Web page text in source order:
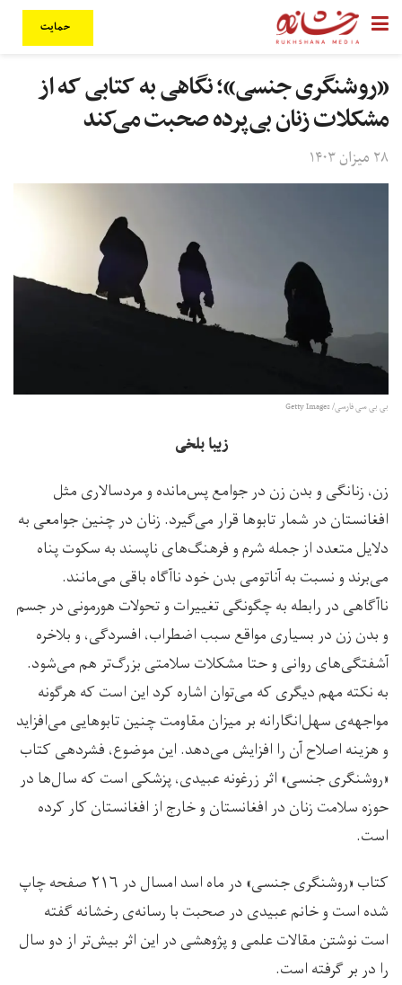
حمایت
«روشنگری جنسی»؛ نگاهی به کتابی که از
مشکلات زنان بی‌پرده صحبت می‌کند
۲۸ میزان ۱۴۰۳
بی بی سی فارسی/ Getty Images
زیبا بلخی
زن، زنانگی و بدن زن در جوامع پس‌مانده و مردسالاری مثل
افغانستان در شمار تابوها قرار می‌گیرد. زنان در چنین جوامعی به
دلایل متعدد از جمله شرم و فرهنگ‌های ناپسند به سکوت پناه
می‌برند و نسبت به آناتومی بدن خود ناآگاه باقی می‌مانند.
ناآگاهی در رابطه به چگونگی تغییرات و تحولات هورمونی در جسم
و بدن زن در بسیاری مواقع سبب اضطراب، افسردگی، و بلاخره
آشفتگی‌های روانی و حتا مشکلات سلامتی بزرگ‌تر هم می‌شود.
به نکته مهم دیگری که می‌توان اشاره کرد این است که هرگونه
مواجهه‌ی سهل‌انگارانه بر میزان مقاومت چنین تابوهایی می‌افزاید
و هزینه اصلاح آن را افزایش می‌دهد. این موضوع، فشردهی کتاب
«روشنگری جنسی» اثر زرغونه عبیدی، پزشکی است که سال‌ها در
حوزه سلامت زنان در افغانستان و خارج از افغانستان کار کرده
است.
کتاب «روشنگری جنسی» در ماه اسد امسال در ۲۱۶ صفحه چاپ
شده است و خانم عبیدی در صحبت با رسانه‌ی رخشانه گفته
است نوشتن مقالات علمی و پژوهشی در این اثر بیش‌تر از دو سال
را در بر گرفته است.